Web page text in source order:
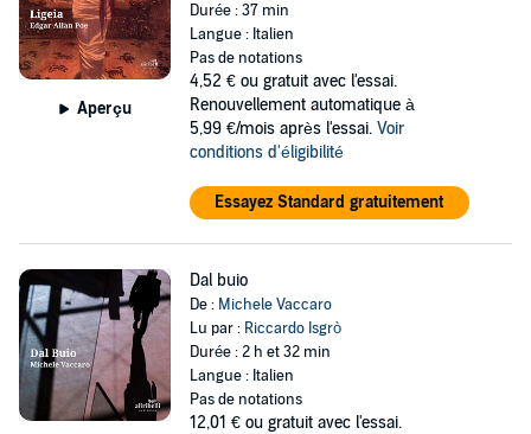
Aperçu
Durée : 37 min
Langue : Italien
Pas de notations
4,52 € ou gratuit avec l'essai.
Renouvellement automatique à
5,99 €/mois après l'essai. Voir
conditions d'éligibilité
Essayez Standard gratuitement
Dal buio
De : Michele Vaccaro
Lu par : Riccardo Isgrò
Durée : 2 h et 32 min
Langue : Italien
Pas de notations
12,01 € ou gratuit avec l'essai.